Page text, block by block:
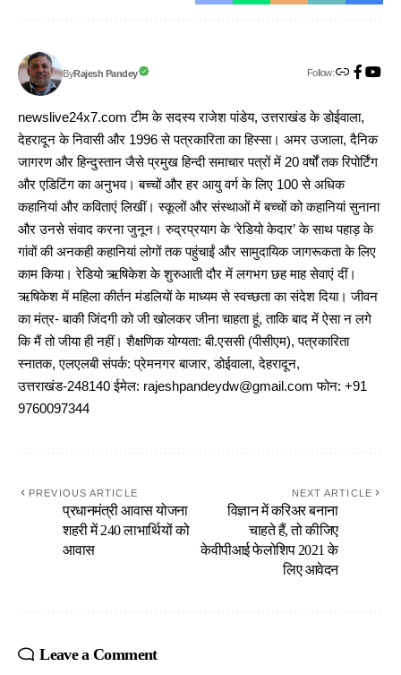
ByRajesh Pandey Follow:
newslive24x7.com टीम के सदस्य राजेश पांडेय, उत्तराखंड के डोईवाला,
देहरादून के निवासी और 1996 से पत्रकारिता का हिस्सा। अमर उजाला, दैनिक
जागरण और हिन्दुस्तान जैसे प्रमुख हिन्दी समाचार पत्रों में 20 वर्षों तक रिपोर्टिंग
और एडिटिंग का अनुभव। बच्चों और हर आयु वर्ग के लिए 100 से अधिक
कहानियां और कविताएं लिखीं। स्कूलों और संस्थाओं में बच्चों को कहानियां सुनाना
और उनसे संवाद करना जुनून। रुद्रप्रयाग के ‘रेडियो केदार’ के साथ पहाड़ के
गांवों की अनकही कहानियां लोगों तक पहुंचाईं और सामुदायिक जागरूकता के लिए
काम किया। रेडियो ऋषिकेश के शुरुआती दौर में लगभग छह माह सेवाएं दीं।
ऋषिकेश में महिला कीर्तन मंडलियों के माध्यम से स्वच्छता का संदेश दिया। जीवन
का मंत्र- बाकी जिंदगी को जी खोलकर जीना चाहता हूं, ताकि बाद में ऐसा न लगे
कि मैं तो जीया ही नहीं। शैक्षणिक योग्यता: बी.एससी (पीसीएम), पत्रकारिता
स्नातक, एलएलबी संपर्क: प्रेमनगर बाजार, डोईवाला, देहरादून,
उत्तराखंड-248140 ईमेल: rajeshpandeydw@gmail.com फोन: +91
9760097344
PREVIOUS ARTICLE
प्रधानमंत्री आवास योजना
शहरी में 240 लाभार्थियों को
आवास
NEXT ARTICLE
विज्ञान में करिअर बनाना
चाहते हैं, तो कीजिए
केवीपीआई फेलोशिप 2021 के
लिए आवेदन
Leave a Comment